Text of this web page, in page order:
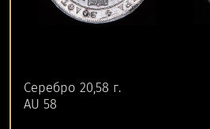
Серебро 20,58 г.
AU 58